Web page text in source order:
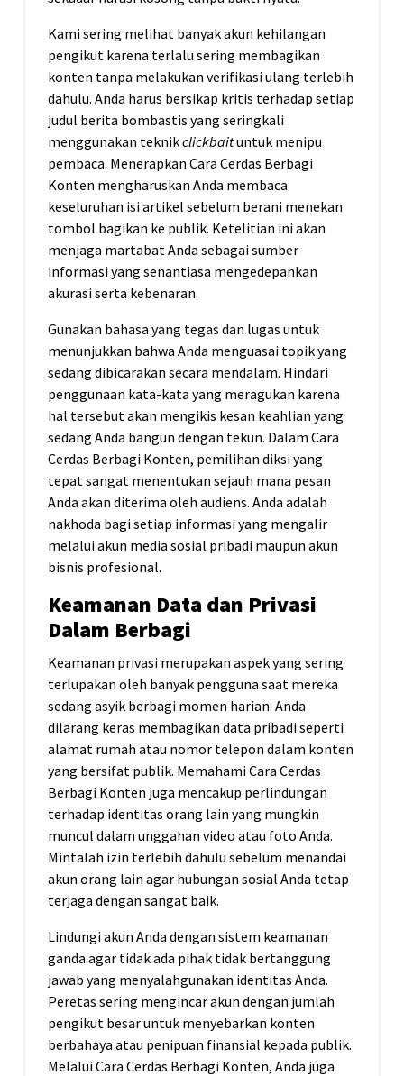
Kami sering melihat banyak akun kehilangan
pengikut karena terlalu sering membagikan
konten tanpa melakukan verifikasi ulang terlebih
dahulu. Anda harus bersikap kritis terhadap setiap
judul berita bombastis yang seringkali
menggunakan teknikclickbaituntuk menipu
pembaca. Menerapkan Cara Cerdas Berbagi
Konten mengharuskan Anda membaca
keseluruhan isi artikel sebelum berani menekan
tombol bagikan ke publik. Ketelitian ini akan
menjaga martabat Anda sebagai sumber
informasi yang senantiasa mengedepankan
akurasi serta kebenaran.
Gunakan bahasa yang tegas dan lugas untuk
menunjukkan bahwa Anda menguasai topik yang
sedang dibicarakan secara mendalam. Hindari
penggunaan kata-kata yang meragukan karena
hal tersebut akan mengikis kesan keahlian yang
sedang Anda bangun dengan tekun. Dalam Cara
Cerdas Berbagi Konten, pemilihan diksi yang
tepat sangat menentukan sejauh mana pesan
Anda akan diterima oleh audiens. Anda adalah
nakhoda bagi setiap informasi yang mengalir
melalui akun media sosial pribadi maupun akun
bisnis profesional.
Keamanan Data dan Privasi
Dalam Berbagi
Keamanan privasi merupakan aspek yang sering
terlupakan oleh banyak pengguna saat mereka
sedang asyik berbagi momen harian. Anda
dilarang keras membagikan data pribadi seperti
alamat rumah atau nomor telepon dalam konten
yang bersifat publik. Memahami Cara Cerdas
Berbagi Konten juga mencakup perlindungan
terhadap identitas orang lain yang mungkin
muncul dalam unggahan video atau foto Anda.
Mintalah izin terlebih dahulu sebelum menandai
akun orang lain agar hubungan sosial Anda tetap
terjaga dengan sangat baik.
Lindungi akun Anda dengan sistem keamanan
ganda agar tidak ada pihak tidak bertanggung
jawab yang menyalahgunakan identitas Anda.
Peretas sering mengincar akun dengan jumlah
pengikut besar untuk menyebarkan konten
berbahaya atau penipuan finansial kepada publik.
Melalui Cara Cerdas Berbagi Konten, Anda juga